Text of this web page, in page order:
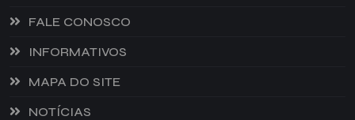
FALE CONOSCO
INFORMATIVOS
MAPA DO SITE
NOTÍCIAS